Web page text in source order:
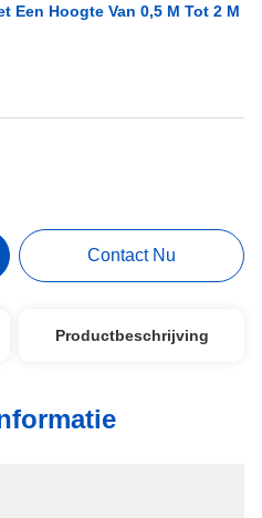
Een Hoogte Van 0,5 M Tot 2 M
Contact Nu
Productbeschrijving